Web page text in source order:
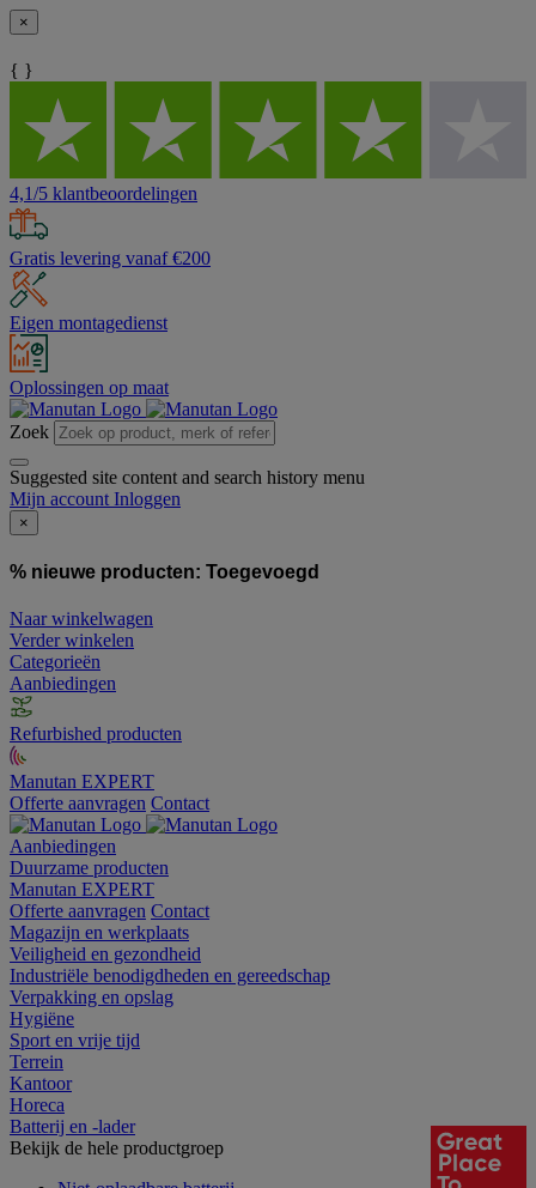
×
{ }
4,1/5 klantbeoordelingen
Gratis levering vanaf €200
Eigen montagedienst
Oplossingen op maat
Zoek
Suggested site content and search history menu
Mijn account Inloggen
×
% nieuwe producten: Toegevoegd
Naar winkelwagen
Verder winkelen
Categorieën
Aanbiedingen
Refurbished producten
Manutan EXPERT
Offerte aanvragen Contact
Aanbiedingen
Duurzame producten
Manutan EXPERT
Offerte aanvragen Contact
Magazijn en werkplaats
Veiligheid en gezondheid
Industriële benodigdheden en gereedschap
Verpakking en opslag
Hygiëne
Sport en vrije tijd
Terrein
Kantoor
Horeca
Batterij en -lader
Bekijk de hele productgroep